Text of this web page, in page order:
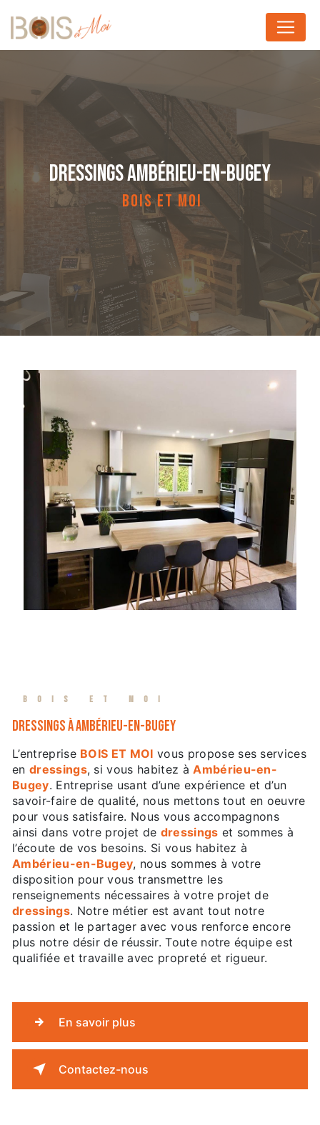
DRESSINGS AMBÉRIEU-EN-BUGEY
BOIS ET MOI
BOIS ET MOI
dressings à Ambérieu-en-Bugey
L’entreprise BOIS ET MOI vous propose ses services
en dressings, si vous habitez àAmbérieu-en-
Bugey. Entreprise usant d’une expérience et d’un
savoir-faire de qualité, nous mettons tout en oeuvre
pour vous satisfaire. Nous vous accompagnons
ainsi dans votre projet de dressings et sommes à
l’écoute de vos besoins. Si vous habitez à
Ambérieu-en-Bugey, nous sommes à votre
disposition pour vous transmettre les
renseignements nécessaires à votre projet de
dressings. Notre métier est avant tout notre
passion et le partager avec vous renforce encore
plus notre désir de réussir. Toute notre équipe est
qualifiée et travaille avec propreté et rigueur.
En savoir plus
Contactez-nous